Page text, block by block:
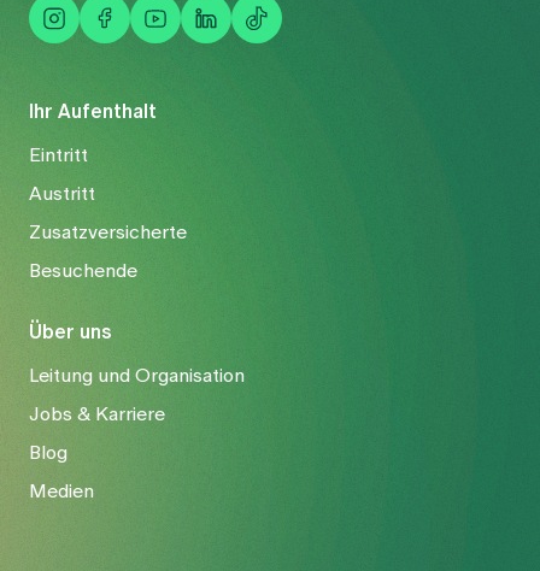
Ihr Aufenthalt
Eintritt
Austritt
Zusatzversicherte
Besuchende
Über uns
Leitung und Organisation
Jobs & Karriere
Blog
Medien